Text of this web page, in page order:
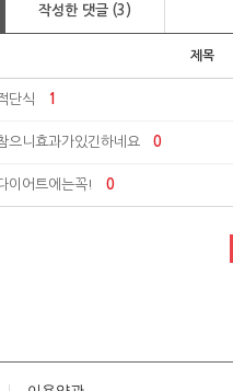
작성한 댓글 (3)
제목
단식 1
으니효과가있긴하네요 0
이어트에는꼭! 0